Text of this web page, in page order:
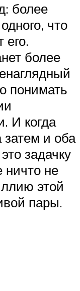
более
что
его.
более
понимать
И когда
и оба
задачку
ничто не
этой
пары.